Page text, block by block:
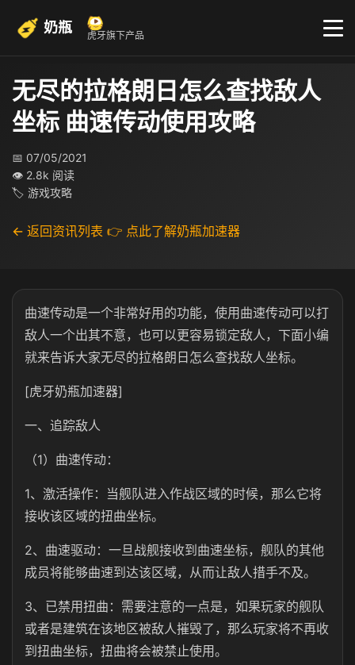
奶瓶 虎牙旗下产品
无尽的拉格朗日怎么查找敌人
坐标 曲速传动使用攻略
📅 07/05/2021
👁 2.8k 阅读
🏷 游戏攻略
← 返回资讯列表 👉 点此了解奶瓶加速器
曲速传动是一个非常好用的功能，使用曲速传动可以打
敌人一个出其不意，也可以更容易锁定敌人，下面小编
就来告诉大家无尽的拉格朗日怎么查找敌人坐标。
[虎牙奶瓶加速器]
一、追踪敌人
（1）曲速传动：
1、激活操作：当舰队进入作战区域的时候，那么它将
接收该区域的扭曲坐标。
2、曲速驱动：一旦战舰接收到曲速坐标，舰队的其他
成员将能够曲速到达该区域，从而让敌人措手不及。
3、已禁用扭曲：需要注意的一点是，如果玩家的舰队
或者是建筑在该地区被敌人摧毁了，那么玩家将不再收
到扭曲坐标，扭曲将会被禁止使用。